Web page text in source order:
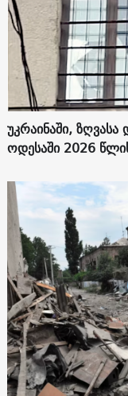
უკრაინაში,
ოდესაში 2026